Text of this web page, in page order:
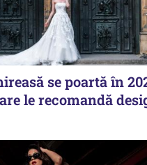
se poartă în
le recomandă